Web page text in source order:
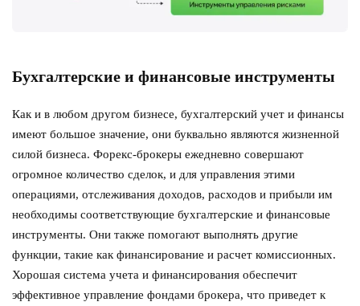
Бухгалтерские и финансовые инструменты
Как и в любом другом бизнесе, бухгалтерский учет и финансы
имеют большое значение, они буквально являются жизненной
силой бизнеса. Форекс-брокеры ежедневно совершают
огромное количество сделок, и для управления этими
операциями, отслеживания доходов, расходов и прибыли им
необходимы соответствующие бухгалтерские и финансовые
инструменты. Они также помогают выполнять другие
функции, такие как финансирование и расчет комиссионных.
Хорошая система учета и финансирования обеспечит
эффективное управление фондами брокера, что приведет к